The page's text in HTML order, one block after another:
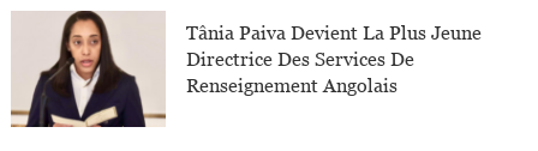
Tânia Paiva Devient La Plus Jeune
Directrice Des Services De
Renseignement Angolais